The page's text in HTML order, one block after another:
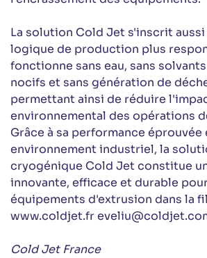
La solution Cold Jet s'inscrit aussi
logique de production plus
fonctionne sans eau, sans
nocifs et sans génération de
permettant ainsi de réduire
environnemental des opérations
Grâce à sa performance éprouvée
environnement industriel, la
cryogénique Cold Jet constitue
innovante, efficace et durable
équipements d'extrusion dans la
www.coldjet.fr
Cold Jet France